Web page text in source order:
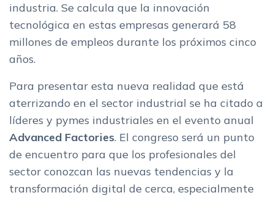
industria. Se calcula que la innovación
tecnológica en estas empresas generará 58
millones de empleos durante los próximos cinco
años.
Para presentar esta nueva realidad que está
aterrizando en el sector industrial se ha citado a
líderes y pymes industriales en el evento anual
Advanced Factories. El congreso será un punto
de encuentro para que los profesionales del
sector conozcan las nuevas tendencias y la
transformación digital de cerca, especialmente